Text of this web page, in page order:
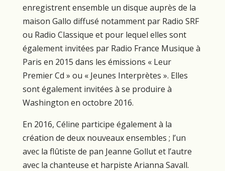
enregistrent ensemble un disque auprès de la
maison Gallo diffusé notamment par Radio SRF
ou Radio Classique et pour lequel elles sont
également invitées par Radio France Musique à
Paris en 2015 dans les émissions « Leur
Premier Cd » ou « Jeunes Interprètes ». Elles
sont également invitées à se produire à
Washington en octobre 2016.
En 2016, Céline participe également à la
création de deux nouveaux ensembles ; l’un
avec la flûtiste de pan Jeanne Gollut et l’autre
avec la chanteuse et harpiste Arianna Savall.